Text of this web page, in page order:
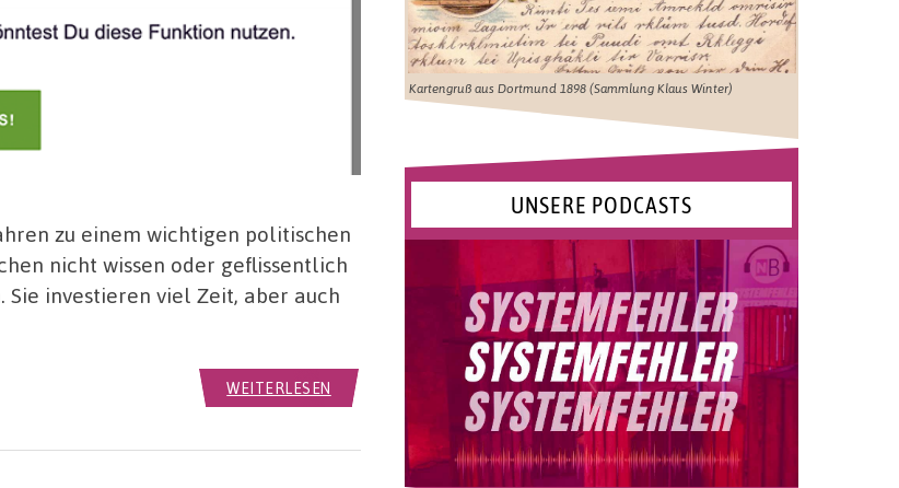
zu einem wichtigen politischen
nicht wissen oder geflissentlich
investieren viel Zeit, aber auch
WEITERLESEN
Kartengruß aus Dortmund 1898 (Sammlung Klaus Winter)
UNSERE PODCASTS